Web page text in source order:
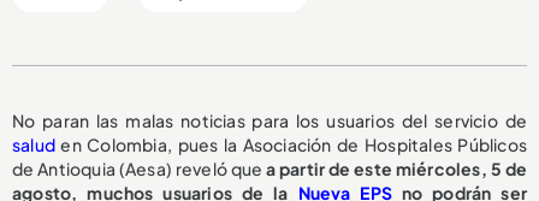
No paran las malas noticias para los usuarios del servicio de
salud en Colombia, pues la Asociación de Hospitales Públicos
de Antioquia (Aesa) reveló quea partir de este miércoles, 5 de
agosto, muchos usuarios de la Nueva EPS no podrán ser